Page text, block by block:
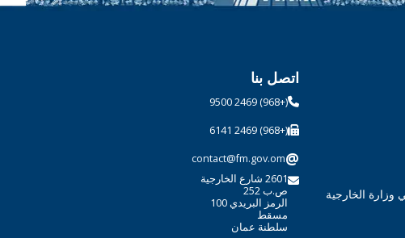
وزارة الخارجية
اتصل بنا
(+968) 2469 9500
(+968) 2469 6141
@
contact@fm.gov.om
2601 شارع الخارجية
ص.ب 252
الرمز البريدي 100
مسقط
سلطنة عمان